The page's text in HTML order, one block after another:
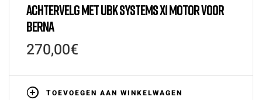
ACHTERVELG MET UBK SYSTEMS X1 MOTOR VOOR
BERNA
270,00€
TOEVOEGEN AAN WINKELWAGEN